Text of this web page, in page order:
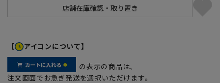
【 アイコンについて】
の表示の商品は、
注文画面でお急ぎ発送を選択いただけます。